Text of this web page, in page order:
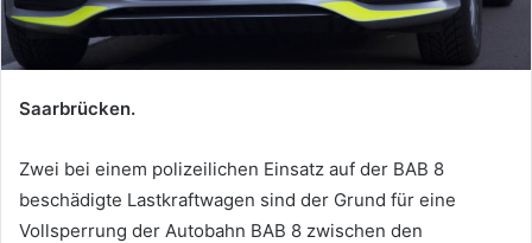
Saarbrücken.
Zwei bei einem polizeilichen Einsatz auf der BAB 8
beschädigte Lastkraftwagen sind der Grund für eine
Vollsperrung der Autobahn BAB 8 zwischen den